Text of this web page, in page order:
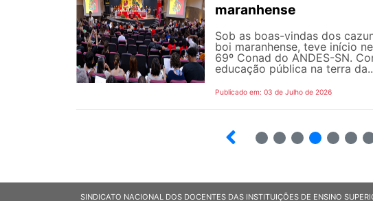
maranhense
Sob as boas-vindas dos
boi maranhense, teve início
69º Conad do ANDES-SN.
educação pública na terra
Publicado em: 03 de Julho de 2026
SINDICATO NACIONAL DOS DOCENTES DAS INSTITUIÇÕES DE ENSINO